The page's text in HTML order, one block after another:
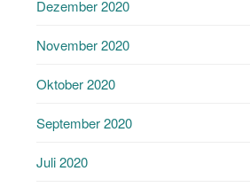
Dezember 2020
November 2020
Oktober 2020
September 2020
Juli 2020